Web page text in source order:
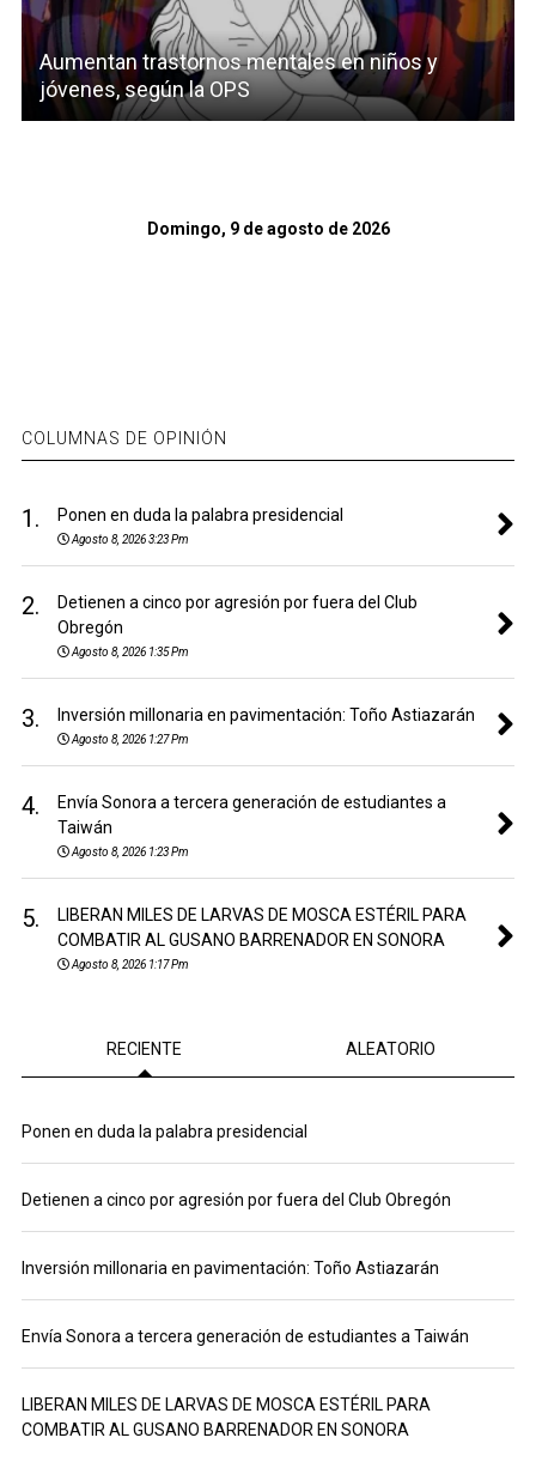
Aumentan trastornos mentales en niños y
jóvenes, según la OPS
Domingo, 9 de agosto de 2026
COLUMNAS DE OPINIÓN
1. Ponen en duda la palabra presidencial
Agosto 8, 2026 3:23 Pm
2.
Detienen a cinco por agresión por fuera del Club
Obregón
Agosto 8, 2026 1:35 Pm
3. Inversión millonaria en pavimentación: Toño Astiazarán
Agosto 8, 2026 1:27 Pm
4.
Envía Sonora a tercera generación de estudiantes a
Taiwán
Agosto 8, 2026 1:23 Pm
5.
LIBERAN MILES DE LARVAS DE MOSCA ESTÉRIL PARA
COMBATIR AL GUSANO BARRENADOR EN SONORA
Agosto 8, 2026 1:17 Pm
RECIENTE ALEATORIO
Ponen en duda la palabra presidencial
Detienen a cinco por agresión por fuera del Club Obregón
Inversión millonaria en pavimentación: Toño Astiazarán
Envía Sonora a tercera generación de estudiantes a Taiwán
LIBERAN MILES DE LARVAS DE MOSCA ESTÉRIL PARA
COMBATIR AL GUSANO BARRENADOR EN SONORA